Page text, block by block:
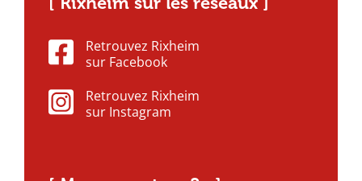
Retrouvez Rixheim
sur Facebook
Retrouvez Rixheim
sur Instagram